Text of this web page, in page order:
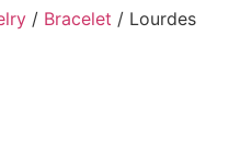
/ Bracelet / Lourdes